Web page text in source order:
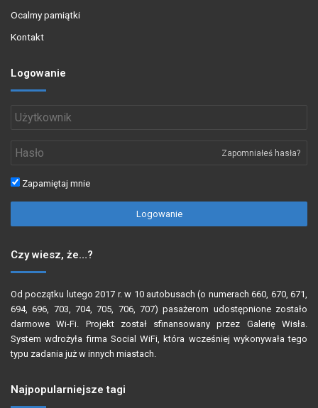
Ocalmy pamiątki
Kontakt
Logowanie
Zapomniałeś hasła?
Zapamiętaj mnie
Logowanie
Czy wiesz, że…?
Od początku lutego 2017 r. w 10 autobusach (o numerach 660, 670, 671,
694, 696, 703, 704, 705, 706, 707) pasażerom udostępnione zostało
darmowe Wi-Fi. Projekt został sfinansowany przez Galerię Wisła.
System wdrożyła firma Social WiFi, która wcześniej wykonywała tego
typu zadania już w innych miastach.
Najpopularniejsze tagi